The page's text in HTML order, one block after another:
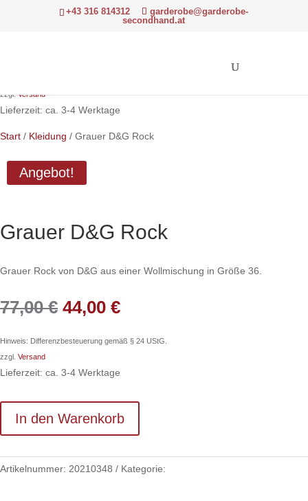
+43 316 814312
garderobe@garderobe-
secondhand.at
war:
77,00 €
ist:
44,00 €.
zzgl.Versand
Lieferzeit: ca. 3-4 Werktage
Start / Kleidung / Grauer D&G Rock
Angebot!
Grauer D&G Rock
Grauer Rock von D&G aus einer Wollmischung in Größe 36.
77,00€ Ursprünglicher
Preis
war:
44,00 €Aktueller
ist:
Hinweis: Differenzbesteuerung gemäß § 24 UStG.
zzgl. Versand
Lieferzeit: ca. 3-4 Werktage
In den Warenkorb
Artikelnummer: 20210348 Kategorie: